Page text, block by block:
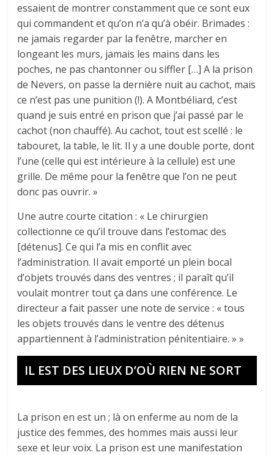
essaient de montrer constamment que ce sont eux
qui commandent et qu’on n’a qu’à obéir. Brimades :
ne jamais regarder par la fenêtre, marcher en
longeant les murs, jamais les mains dans les
poches, ne pas chantonner ou siffler […] A la prison
de Nevers, on passe la dernière nuit au cachot, mais
ce n’est pas une punition (!). A Montbéliard, c’est
quand je suis entré en prison que j’ai passé par le
cachot (non chauffé). Au cachot, tout est scellé : le
tabouret, la table, le lit. Il y a une double porte, dont
l’une (celle qui est intérieure à la cellule) est une
grille. De même pour la fenêtre que l’on ne peut
donc pas ouvrir. »
Une autre courte citation : « Le chirurgien
collectionne ce qu’il trouve dans l’estomac des
[détenus]. Ce qui l’a mis en conflit avec
l’administration. Il avait emporté un plein bocal
d’objets trouvés dans des ventres ; il paraît qu’il
voulait montrer tout ça dans une conférence. Le
directeur a fait passer une note de service : « tous
les objets trouvés dans le ventre des détenus
appartiennent à l’administration pénitentiaire. » »
IL EST DES LIEUX D’OÙ RIEN NE SORT
La prison en est un ; là on enferme au nom de la
justice des fem­mes, des hommes mais aussi leur
sexe et leur voix. La prison est une manifestation